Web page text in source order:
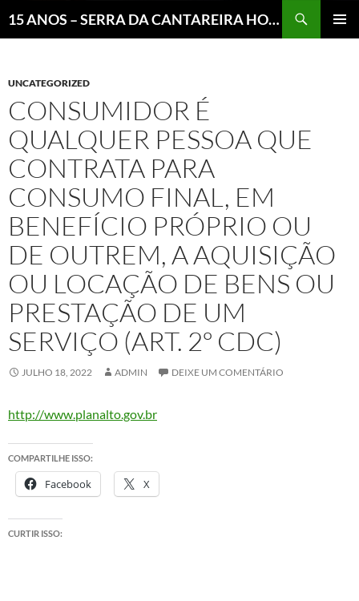
15 ANOS – SERRA DA CANTAREIRA HOJE E COTIDIANO DO BRASIL E DO MUNDO
UNCATEGORIZED
CONSUMIDOR É
QUALQUER PESSOA QUE
CONTRATA PARA
CONSUMO FINAL, EM
BENEFÍCIO PRÓPRIO OU
DE OUTREM, A AQUISIÇÃO
OU LOCAÇÃO DE BENS OU
PRESTAÇÃO DE UM
SERVIÇO (ART. 2º CDC)
JULHO 18, 2022 ADMIN DEIXE UM COMENTÁRIO
http://www.planalto.gov.br
COMPARTILHE ISSO:
Facebook X
CURTIR ISSO: